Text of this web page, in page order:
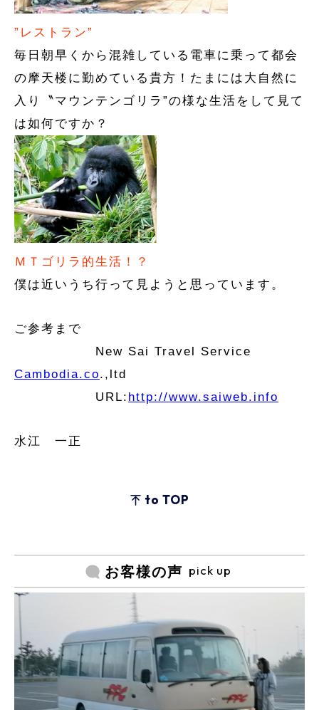
”レストラン”
毎日朝早くから混雑している電車に乗って都会
の摩天楼に勤めている貴方！たまには大自然に
入り〝マウンテンゴリラ”の様な生活をして見て
は如何ですか？
ＭＴゴリラ的生活！？
僕は近いうち行って見ようと思っています。
ご参考まで
New Sai Travel Service
Cambodia.co.,ltd
URL: http://www.saiweb.info
水江 一正
to TOP
お客様の声 pick up